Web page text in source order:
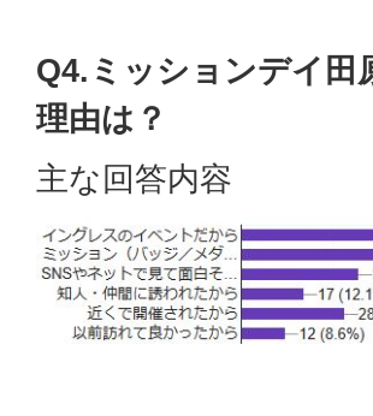
Q4.ミッションデイ田
理由は？
主な回答内容